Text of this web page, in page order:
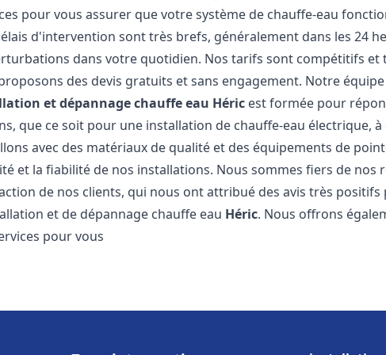
pour vous assurer que votre système de chauffe-eau
d'intervention sont très brefs, généralement dans les 24
dans votre quotidien. Nos tarifs sont compétitifs et
des devis gratuits et sans engagement. Notre
et dépannage chauffe eau Héric est formée pour
que ce soit pour une installation de chauffe-eau électrique, à
avec des matériaux de qualité et des équipements de
et la fiabilité de nos installations. Nous sommes fiers de nos
de nos clients, qui nous ont attribué des avis très
et de dépannage chauffe eau Héric. Nous offrons
pour vous